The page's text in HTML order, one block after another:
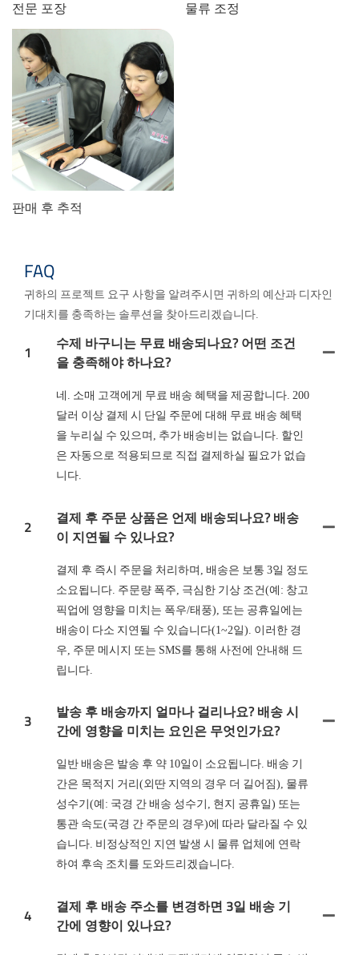
전문 포장 물류 조정
판매 후 추적
FAQ
귀하의 프로젝트 요구 사항을 알려주시면 귀하의 예산과 디자인
기대치를 충족하는 솔루션을 찾아드리겠습니다.
1
수제 바구니는 무료 배송되나요? 어떤 조건
을 충족해야 하나요?
네. 소매 고객에게 무료 배송 혜택을 제공합니다. 200
달러 이상 결제 시 단일 주문에 대해 무료 배송 혜택
을 누리실 수 있으며, 추가 배송비는 없습니다. 할인
은 자동으로 적용되므로 직접 결제하실 필요가 없습
니다.
2
결제 후 주문 상품은 언제 배송되나요? 배송
이 지연될 수 있나요?
결제 후 즉시 주문을 처리하며, 배송은 보통 3일 정도
소요됩니다. 주문량 폭주, 극심한 기상 조건(예: 창고
픽업에 영향을 미치는 폭우/태풍), 또는 공휴일에는
배송이 다소 지연될 수 있습니다(1~2일). 이러한 경
우, 주문 메시지 또는 SMS를 통해 사전에 안내해 드
립니다.
3
발송 후 배송까지 얼마나 걸리나요? 배송 시
간에 영향을 미치는 요인은 무엇인가요?
일반 배송은 발송 후 약 10일이 소요됩니다. 배송 기
간은 목적지 거리(외딴 지역의 경우 더 길어짐), 물류
성수기(예: 국경 간 배송 성수기, 현지 공휴일) 또는
통관 속도(국경 간 주문의 경우)에 따라 달라질 수 있
습니다. 비정상적인 지연 발생 시 물류 업체에 연락
하여 후속 조치를 도와드리겠습니다.
4
결제 후 배송 주소를 변경하면 3일 배송 기
간에 영향이 있나요?